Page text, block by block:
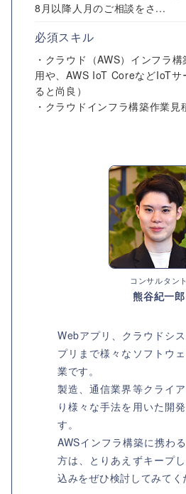
8月以降人月のご相談をさ...
必須スキル
・クラウド（AWS）インフラ
用や、AWS IoT CoreなどIoTサ
ると尚良）
・クラウドインフラ構築作業見
コンサルタント
熊谷紀一郎
Webアプリ、クラウドシ
プリまで様々なソフトウ
業です。
製造、通信業界等クライ
り様々な手法を用いた開
す。
AWSインフラ構築に携わ
方は、とりあえずキープ
込みをぜひ検討してみてく